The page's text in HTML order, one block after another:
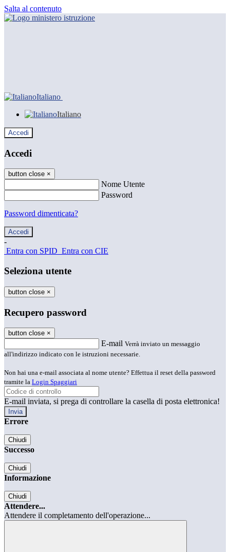
Salta al contenuto
Italiano
Italiano
Accedi
Accedi
button close ×
Nome Utente
Password
Password dimenticata?
-
Entra con SPID Entra con CIE
Seleziona utente
button close ×
Recupero password
button close ×
E-mail Verrà inviato un messaggio
all'indirizzo indicato con le istruzioni necessarie.
Non hai una e-mail associata al nome utente? Effettua il reset della password
tramite la Login Spaggiari
E-mail inviata, si prega di controllare la casella di posta elettronica!
Errore
Chiudi
Successo
Chiudi
Informazione
Chiudi
Attendere...
Attendere il completamento dell'operazione...